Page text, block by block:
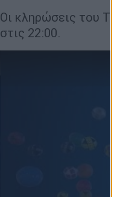
Οι κληρώσεις του
στις 22:00.